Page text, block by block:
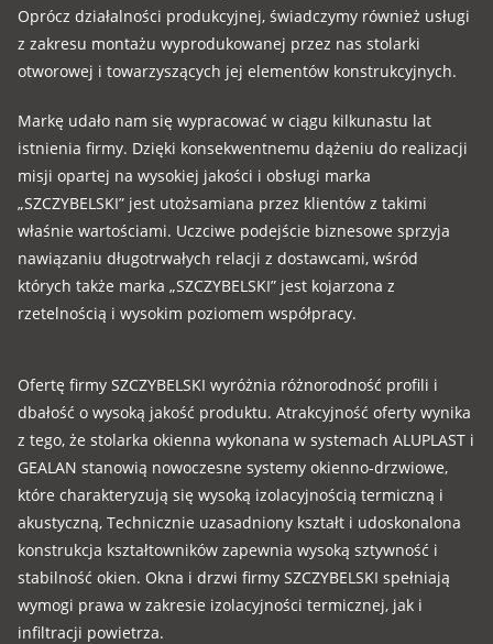
Oprócz działalności produkcyjnej, świadczymy również usługi
z zakresu montażu wyprodukowanej przez nas stolarki
otworowej i towarzyszących jej elementów konstrukcyjnych.
Markę udało nam się wypracować w ciągu kilkunastu lat
istnienia firmy. Dzięki konsekwentnemu dążeniu do realizacji
misji opartej na wysokiej jakości i obsługi marka
„SZCZYBELSKI” jest utożsamiana przez klientów z takimi
właśnie wartościami. Uczciwe podejście biznesowe sprzyja
nawiązaniu długotrwałych relacji z dostawcami, wśród
których także marka „SZCZYBELSKI” jest kojarzona z
rzetelnością i wysokim poziomem współpracy.
Ofertę firmy SZCZYBELSKI wyróżnia różnorodność profili i
dbałość o wysoką jakość produktu. Atrakcyjność oferty wynika
z tego, że stolarka okienna wykonana w systemach ALUPLAST i
GEALAN stanowią nowoczesne systemy okienno-drzwiowe,
które charakteryzują się wysoką izolacyjnością termiczną i
akustyczną, Technicznie uzasadniony kształt i udoskonalona
konstrukcja kształtowników zapewnia wysoką sztywność i
stabilność okien. Okna i drzwi firmy SZCZYBELSKI spełniają
wymogi prawa w zakresie izolacyjności termicznej, jak i
infiltracji powietrza.